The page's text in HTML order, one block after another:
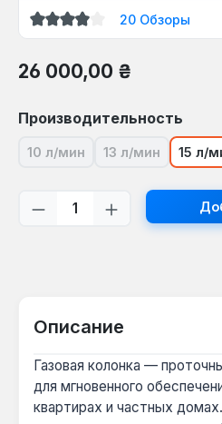
Средний рейтинг 3.85 из 5
20 Обзоры
Обычная цена:
26 000,00 ₴
Выберите
Производительность
10 л/мин(В настоящее время эта
13 л/мин(В настоящее
15 л/
Количество
Описание
Газовая колонка —
для мгновенного
квартирах и частных